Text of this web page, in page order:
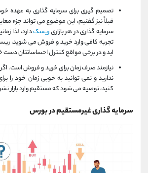
تصمیم گیری برای سرمایه گذاری به عهده
قبلاً نیز گفتیم، این موضوع می تواند جزء
سرمایه گذاری در هر بازاریریسکدارد، لذا
تجربه کافی وارد خرید و فروش می شوید،
اید و در برخی مواقع کنترل احساساتتان
نیازمند صرف زمان برای خرید و فروش است. اگر
ندارید و نمی توانید به خوبی زمان خود را
کنید، توصیه می شود که مستقیم وارد بازار
سرمایه گذاری غیرمستقیم در بورس